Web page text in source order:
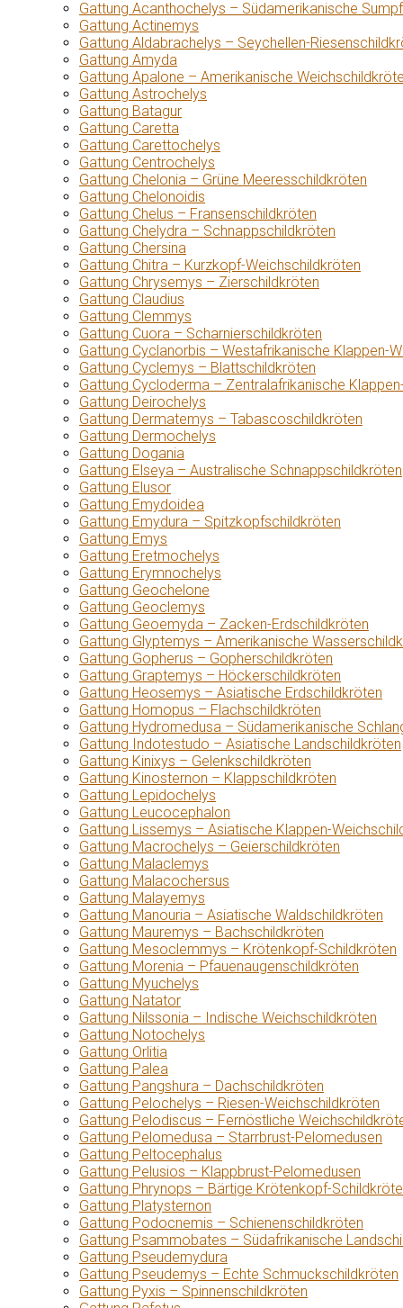
Gattung Acanthochelys – Südamerikanische
Gattung Actinemys
Gattung Aldabrachelys – Seychellen-
Gattung Amyda
Gattung Apalone – Amerikanische
Gattung Astrochelys
Gattung Batagur
Gattung Caretta
Gattung Carettochelys
Gattung Centrochelys
Gattung Chelonia – Grüne Meeresschildkröten
Gattung Chelonoidis
Gattung Chelus – Fransenschildkröten
Gattung Chelydra – Schnappschildkröten
Gattung Chersina
Gattung Chitra – Kurzkopf-Weichschildkröten
Gattung Chrysemys – Zierschildkröten
Gattung Claudius
Gattung Clemmys
Gattung Cuora – Scharnierschildkröten
Gattung Cyclanorbis – Westafrikanische Klappen-
Gattung Cyclemys – Blattschildkröten
Gattung Cycloderma – Zentralafrikanische
Gattung Deirochelys
Gattung Dermatemys – Tabascoschildkröten
Gattung Dermochelys
Gattung Dogania
Gattung Elseya – Australische Schnappschildkröten
Gattung Elusor
Gattung Emydoidea
Gattung Emydura – Spitzkopfschildkröten
Gattung Emys
Gattung Eretmochelys
Gattung Erymnochelys
Gattung Geochelone
Gattung Geoclemys
Gattung Geoemyda – Zacken-Erdschildkröten
Gattung Glyptemys – Amerikanische
Gattung Gopherus – Gopherschildkröten
Gattung Graptemys – Höckerschildkröten
Gattung Heosemys – Asiatische Erdschildkröten
Gattung Homopus – Flachschildkröten
Gattung Hydromedusa – Südamerikanische
Gattung Indotestudo – Asiatische Landschildkröten
Gattung Kinixys – Gelenkschildkröten
Gattung Kinosternon – Klappschildkröten
Gattung Lepidochelys
Gattung Leucocephalon
Gattung Lissemys – Asiatische Klappen-
Gattung Macrochelys – Geierschildkröten
Gattung Malaclemys
Gattung Malacochersus
Gattung Malayemys
Gattung Manouria – Asiatische Waldschildkröten
Gattung Mauremys – Bachschildkröten
Gattung Mesoclemmys – Krötenkopf-Schildkröten
Gattung Morenia – Pfauenaugenschildkröten
Gattung Myuchelys
Gattung Natator
Gattung Nilssonia – Indische Weichschildkröten
Gattung Notochelys
Gattung Orlitia
Gattung Palea
Gattung Pangshura – Dachschildkröten
Gattung Pelochelys – Riesen-Weichschildkröten
Gattung Pelodiscus – Fernöstliche
Gattung Pelomedusa – Starrbrust-Pelomedusen
Gattung Peltocephalus
Gattung Pelusios – Klappbrust-Pelomedusen
Gattung Phrynops – Bärtige Krötenkopf-
Gattung Platysternon
Gattung Podocnemis – Schienenschildkröten
Gattung Psammobates – Südafrikanische
Gattung Pseudemydura
Gattung Pseudemys – Echte Schmuckschildkröten
Gattung Pyxis – Spinnenschildkröten